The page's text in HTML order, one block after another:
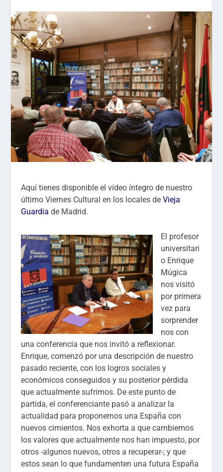
Aquí tienes disponible el vídeo íntegro de nuestro
último Viernes Cultural en los locales deVieja
Guardia de Madrid.
El profesor
universitari
o Enrique
Múgica
nos visitó
por primera
vez para
sorprender
nos con
una conferencia que nos invitó a reflexionar.
Enrique, comenzó por una descripción de nuestro
pasado reciente, con los logros sociales y
económicos conseguidos y su posterior pérdida
que actualmente sufrimos. De este punto de
partida, el conferenciante pasó a analizar la
actualidad para proponernos una España con
nuevos cimientos. Nos exhorta a que cambiemos
los valores que actualmente nos han impuesto, por
otros -algunos nuevos, otros a recuperar-; y que
estos sean lo que fundamenten una futura España